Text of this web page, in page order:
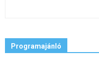
Programajánló